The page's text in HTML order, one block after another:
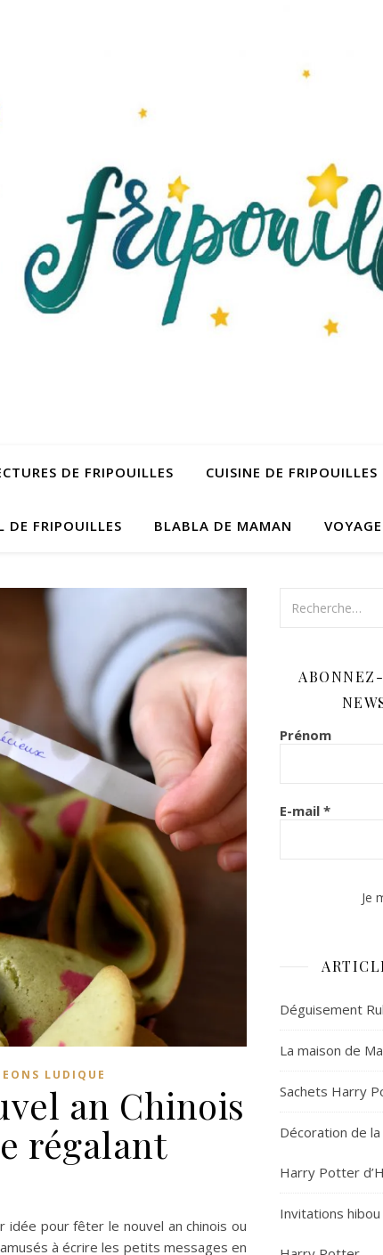
DE FRIPOUILLES CUISINE DE FRIPOUILLES
DE FRIPOUILLES BLABLA DE MAMAN
LUDIQUE
an Chinois
régalant
idée pour fêter le nouvel an chinois ou
à écrire les petits messages en
Prénom
E-mail *
Déguisement
La maison de
Sachets Harry
Décoration de
Harry Potter
Invitations